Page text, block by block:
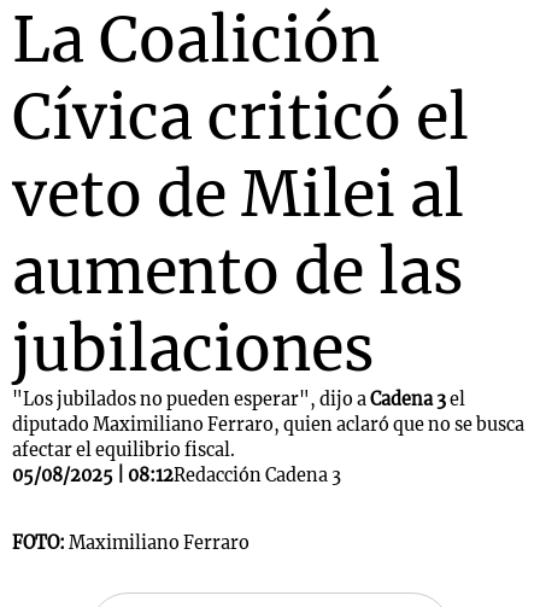
La Coalición
Cívica criticó el
veto de Milei al
aumento de las
jubilaciones
"Los jubilados no pueden esperar", dijo aCadena 3el
diputado Maximiliano Ferraro, quien aclaró que no se busca
afectar el equilibrio fiscal.
05/08/2025 | 08:12Redacción Cadena 3
FOTO: Maximiliano Ferraro